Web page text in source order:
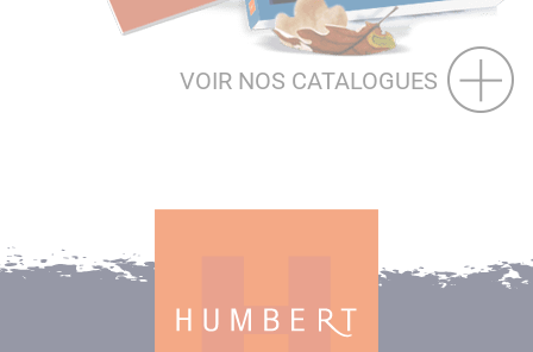
VOIR NOS CATALOGUES